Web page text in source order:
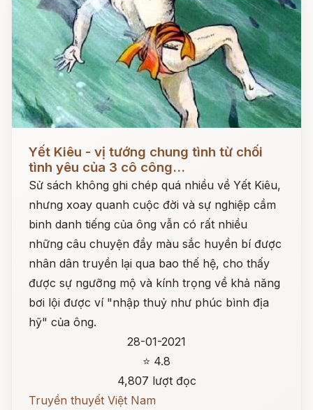
Đọc ngay
Yết Kiêu - vị tướng chung tình từ chối
tình yêu của 3 cô công...
Sử sách không ghi chép quá nhiều về Yết Kiêu,
nhưng xoay quanh cuộc đời và sự nghiệp cầm
binh danh tiếng của ông vẫn có rất nhiều
những câu chuyện đầy màu sắc huyền bí được
nhân dân truyền lại qua bao thế hệ, cho thấy
được sự ngưỡng mộ và kính trọng về khả năng
bơi lội được ví "nhập thuỷ như phúc bình địa
hỹ" của ông.
28-01-2021
⭐ 4.8
4,807 lượt đọc
Truyền thuyết Việt Nam